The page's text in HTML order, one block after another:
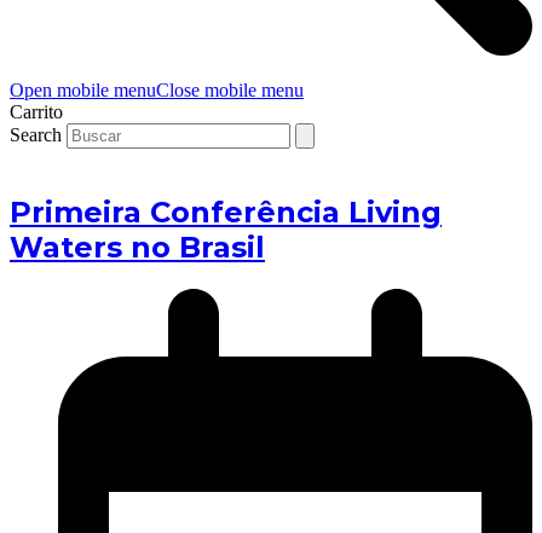
Open mobile menuClose mobile menu
Carrito
Search
Primeira Conferência Living
Waters no Brasil